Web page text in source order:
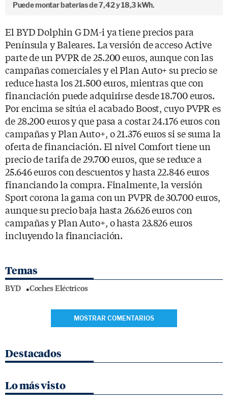
Puede montar baterías de 7,42 y 18,3 kWh.
El BYD Dolphin G DM-i ya tiene precios para
Península y Baleares. La versión de acceso Active
parte de un PVPR de 25.200 euros, aunque con las
campañas comerciales y el Plan Auto+ su precio se
reduce hasta los 21.500 euros, mientras que con
financiación puede adquirirse desde 18.700 euros.
Por encima se sitúa el acabado Boost, cuyo PVPR es
de 28.200 euros y que pasa a costar 24.176 euros con
campañas y Plan Auto+, o 21.376 euros si se suma la
oferta de financiación. El nivel Comfort tiene un
precio de tarifa de 29.700 euros, que se reduce a
25.646 euros con descuentos y hasta 22.846 euros
financiando la compra. Finalmente, la versión
Sport corona la gama con un PVPR de 30.700 euros,
aunque su precio baja hasta 26.626 euros con
campañas y Plan Auto+, o hasta 23.826 euros
incluyendo la financiación.
Temas
BYD Coches Eléctricos
MOSTRAR COMENTARIOS
Destacados
Lo más visto